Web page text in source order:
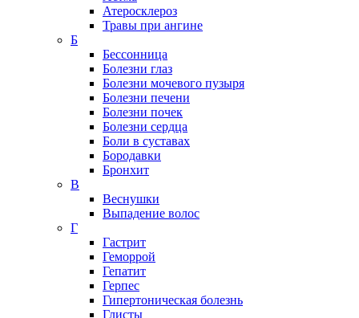
Атеросклероз
Травы при ангине
Б
Бессонница
Болезни глаз
Болезни мочевого пузыря
Болезни печени
Болезни почек
Болезни сердца
Боли в суставах
Бородавки
Бронхит
В
Веснушки
Выпадение волос
Г
Гастрит
Геморрой
Гепатит
Герпес
Гипертоническая болезнь
Глисты